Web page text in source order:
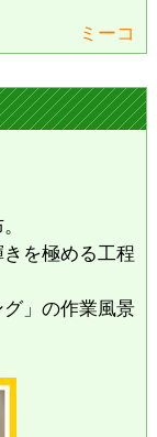
ミーコ
を極める工程
」の作業風景